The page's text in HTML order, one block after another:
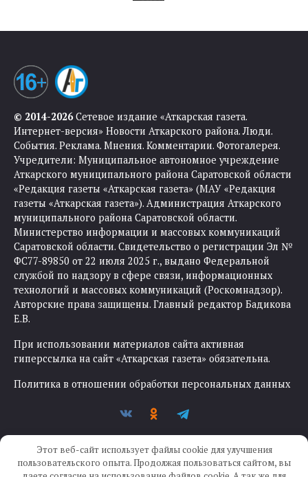
© 2014-2026Сетевое издание «Аткарская газета.
Интернет-версия» Новости Аткарского района. Люди.
События. Реклама. Мнения. Комментарии. Фотогалерея.
Учредители: Муниципальное автономное учреждение
Аткарского муниципального района Саратовской области
«Редакция газеты «Аткарская газета» (МАУ «Редакция
газеты «Аткарская газета»). Администрация Аткарского
муниципального района Саратовской области.
Министерство информации и массовых коммуникаций
Саратовской области. Свидетельство о регистрации Эл №
ФС77-89850 от 22 июля 2025 г., выдано Федеральной
службой по надзору в сфере связи, информационных
технологий и массовых коммуникаций (Роскомнадзор).
Авторские права защищены. Главный редактор Бадикова
Е.В.
При использовании материалов сайта активная
гиперссылка на сайт «Аткарская газета» обязательна.
Политика в отношении обработки персональных данных
Этот веб-сайт использует файлы cookie для улучшения
пользовательского опыта. Продолжая пользоваться сайтом, вы